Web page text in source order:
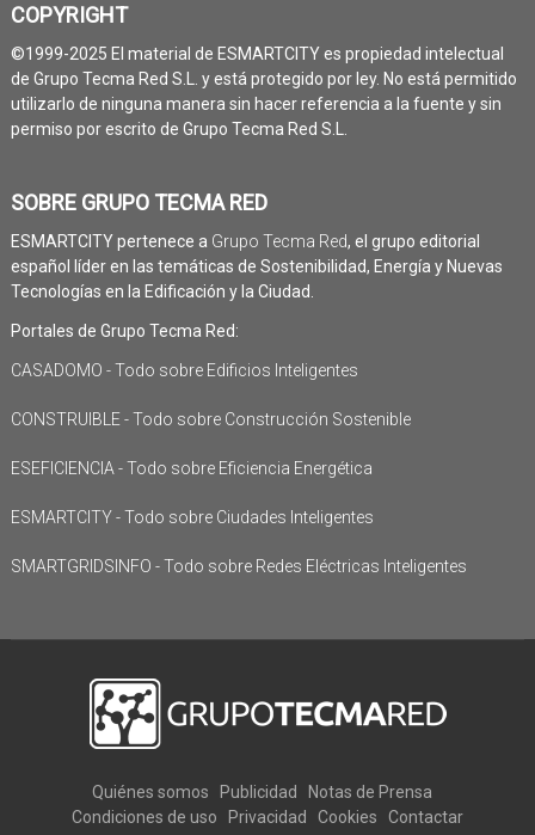
COPYRIGHT
©1999-2025 El material de ESMARTCITY es propiedad intelectual
de Grupo Tecma Red S.L. y está protegido por ley. No está permitido
utilizarlo de ninguna manera sin hacer referencia a la fuente y sin
permiso por escrito de Grupo Tecma Red S.L.
SOBRE GRUPO TECMA RED
ESMARTCITY pertenece a Grupo Tecma Red, el grupo editorial
español líder en las temáticas de Sostenibilidad, Energía y Nuevas
Tecnologías en la Edificación y la Ciudad.
Portales de Grupo Tecma Red:
CASADOMO - Todo sobre Edificios Inteligentes
CONSTRUIBLE - Todo sobre Construcción Sostenible
ESEFICIENCIA - Todo sobre Eficiencia Energética
ESMARTCITY - Todo sobre Ciudades Inteligentes
SMARTGRIDSINFO - Todo sobre Redes Eléctricas Inteligentes
Quiénes somos Publicidad
Notas de Prensa
Condiciones de uso
Privacidad Cookies Contactar